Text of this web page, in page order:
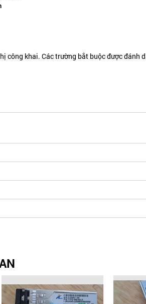
công khai. Các trường bắt buộc được đánh